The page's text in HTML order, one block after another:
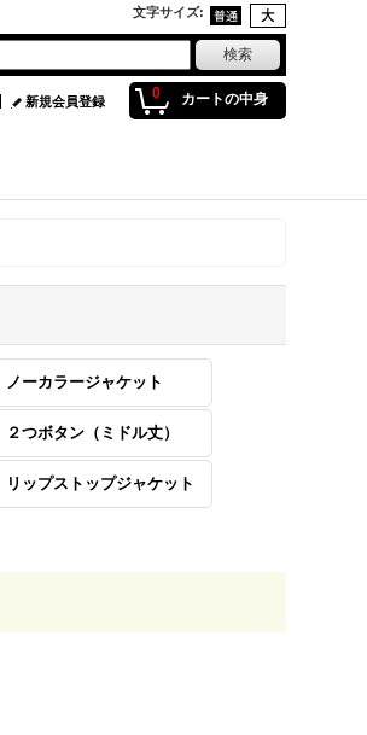
文字サイズ:
0 カートの中身
新規会員登録
ノーカラージャケット
２つボタン（ミドル丈）
リップストップジャケット